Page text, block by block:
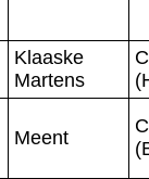
Klaaske
Martens
Meent